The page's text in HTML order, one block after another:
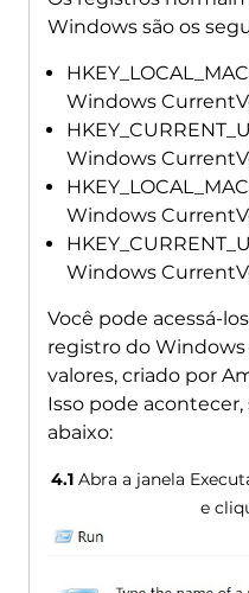
Windows são os
Windows
Windows
Windows
Windows
Você pode acessá-
registro do
valores, criado por
Isso pode
abaixo:
4.1Abra a janela
e